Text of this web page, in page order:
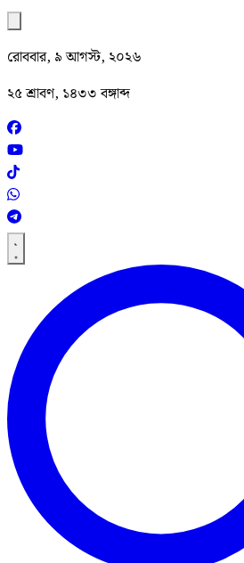
রোববার, ৯ আগস্ট, ২০২৬
২৫ শ্রাবণ, ১৪৩৩ বঙ্গাব্দ